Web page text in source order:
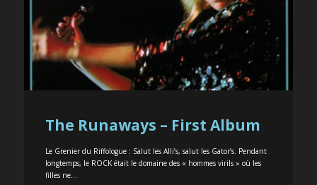
The Runaways – First Album
Le Grenier du Riffologue : Salut les Alli’s, salut les Gator’s. Pendant
longtemps, le ROCK était le domaine des « hommes virils » où les
filles ne...